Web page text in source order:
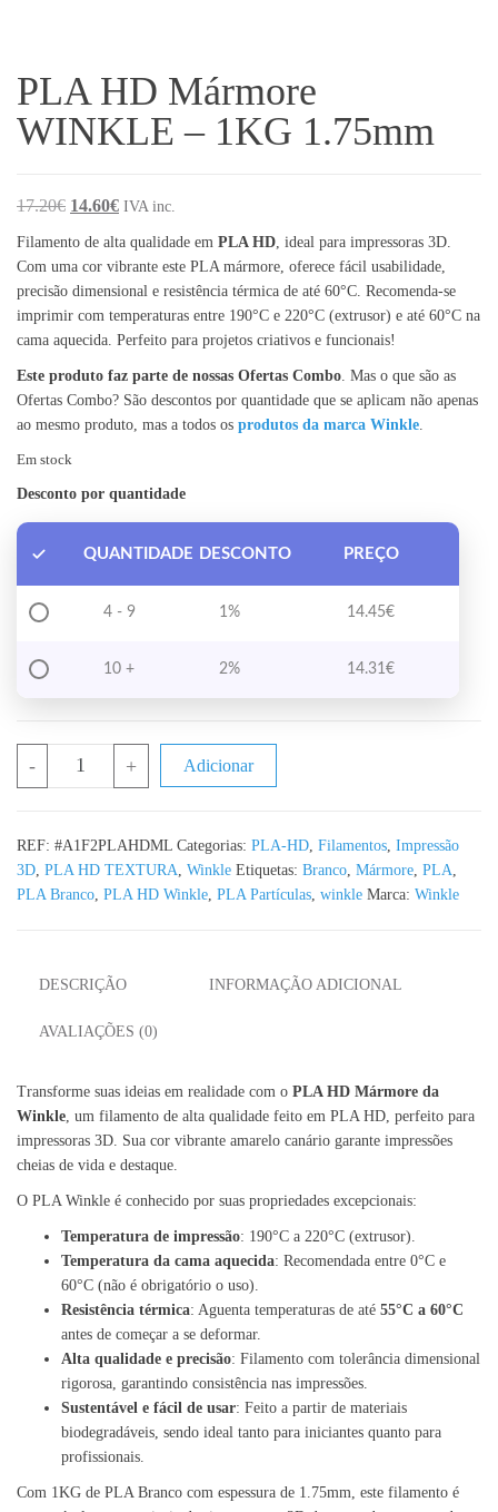
PLA HD Mármore
WINKLE – 1KG 1.75mm
17.20€ O preço original era: 17.20€.
14.60€O preço atual é: 14.60€.
IVA inc.
Filamento de alta qualidade em PLA HD , ideal para impressoras 3D.
Com uma cor vibrante este PLA mármore, oferece fácil usabilidade,
precisão dimensional e resistência térmica de até 60°C. Recomenda-se
imprimir com temperaturas entre 190°C e 220°C (extrusor) e até 60°C na
cama aquecida. Perfeito para projetos criativos e funcionais!
Este produto faz parte de nossas Ofertas Combo . Mas o que são as
Ofertas Combo? São descontos por quantidade que se aplicam não apenas
ao mesmo produto, mas a todos os produtos da marca Winkle
Em stock
Desconto por quantidade
QUANTIDADE DESCONTO PREÇO
4 - 9 1% 14.45€
10 + 2% 14.31 €
- + Adicionar
REF: #A1F2PLAHDML Categorias: PLA-HD Filamentos Impressão
3D PLA HD TEXTURA Winkle Etiquetas: Branco Mármore PLA
PLA Branco PLA HD Winkle PLA Partículas winkle Marca: Winkle
DESCRIÇÃO INFORMAÇÃO ADICIONAL
AVALIAÇÕES (0)
Transforme suas ideias em realidade com o PLA HD Mármore da
Winkle, um filamento de alta qualidade feito em PLA HD, perfeito para
impressoras 3D. Sua cor vibrante amarelo canário garante impressões
cheias de vida e destaque.
O PLA Winkle é conhecido por suas propriedades excepcionais:
Temperatura de impressão: 190°C a 220°C (extrusor).
Temperatura da cama aquecida: Recomendada entre 0°C e
60°C (não é obrigatório o uso).
Resistência térmica: Aguenta temperaturas de até 55°C a 60°C
antes de começar a se deformar.
Alta qualidade e precisão: Filamento com tolerância dimensional
rigorosa, garantindo consistência nas impressões.
Sustentável e fácil de usar: Feito a partir de materiais
biodegradáveis, sendo ideal tanto para iniciantes quanto para
profissionais.
Com 1KG de PLA Branco com espessura de 1.75mm, este filamento é